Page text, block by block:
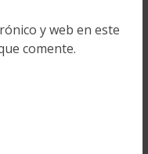
y web en este
comente.